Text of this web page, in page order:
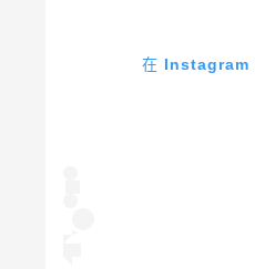
在 Instagram